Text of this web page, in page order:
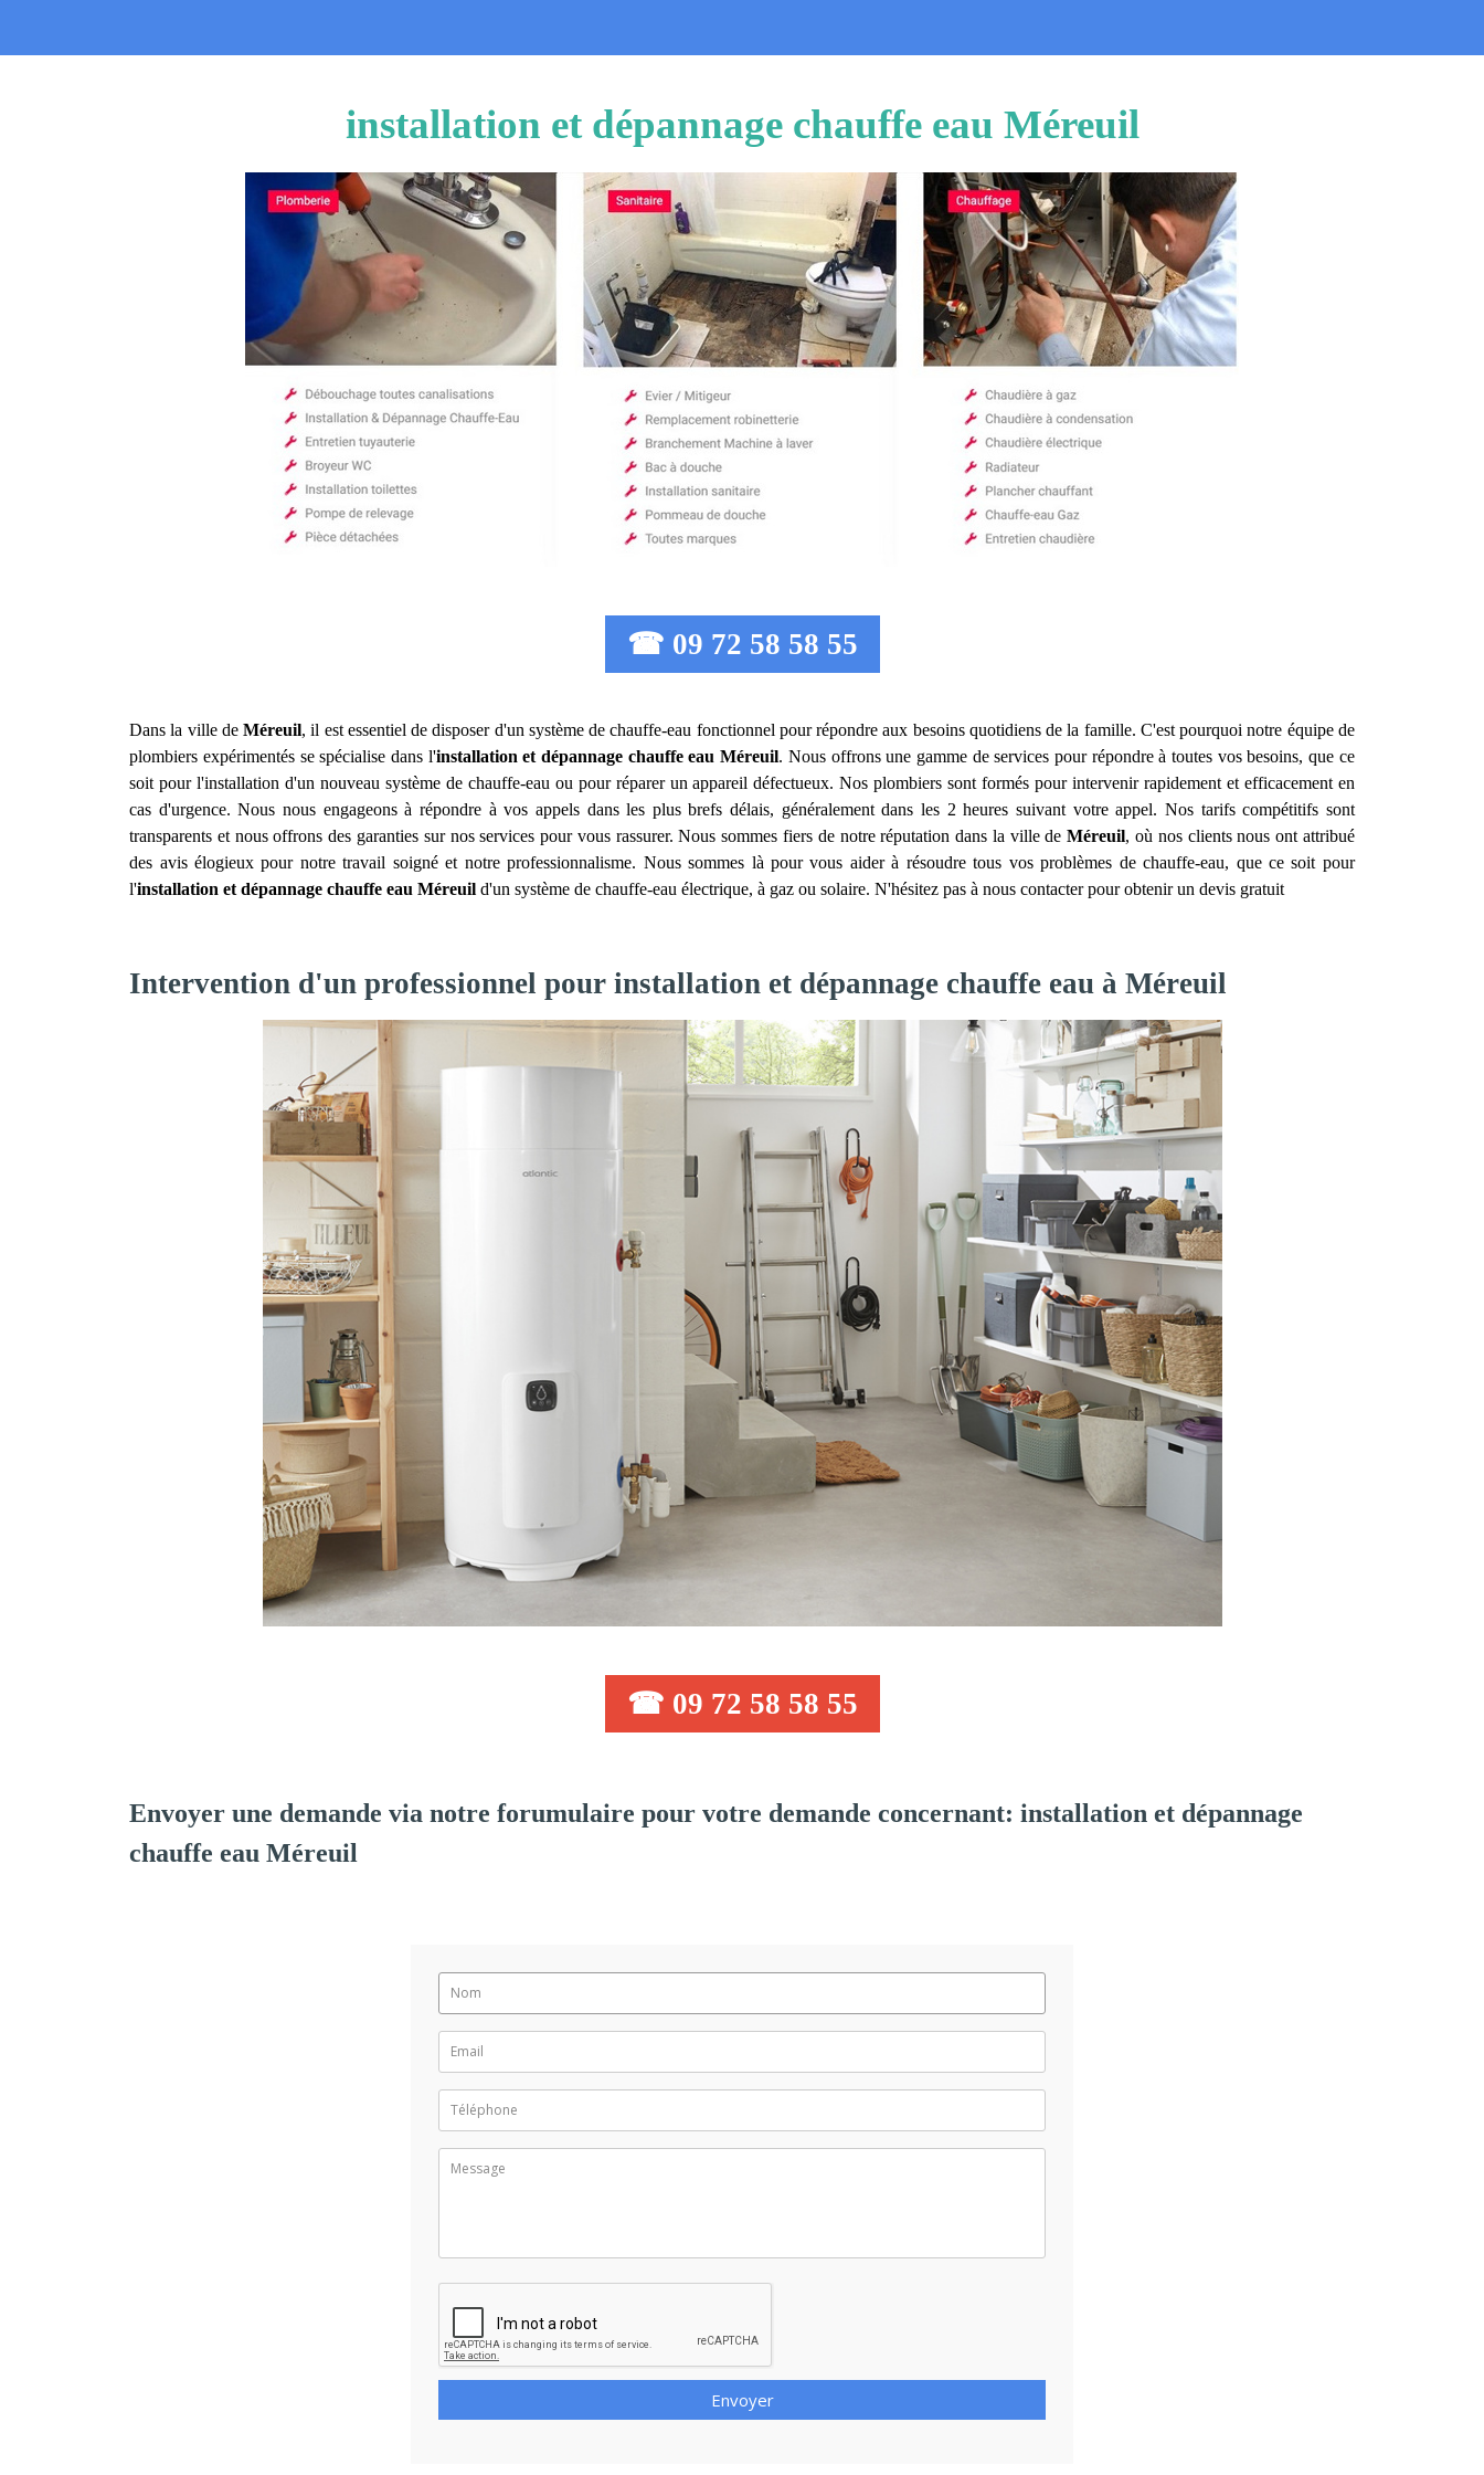
installation et dépannage chauffe eau Méreuil
☎ 09 72 58 58 55
Dans la ville deMéreuil, il est essentiel de disposer d'un système de chauffe-eau fonctionnel pour répondre aux besoins quotidiens de la famille. C'est pourquoi notre équipe de
plombiers expérimentés se spécialise dans l'installation et dépannage chauffe eau Méreuil. Nous offrons une gamme de services pour répondre à toutes vos besoins, que ce
soit pour l'installation d'un nouveau système de chauffe-eau ou pour réparer un appareil défectueux. Nos plombiers sont formés pour intervenir rapidement et efficacement en
cas d'urgence. Nous nous engageons à répondre à vos appels dans les plus brefs délais, généralement dans les 2 heures suivant votre appel. Nos tarifs compétitifs sont
transparents et nous offrons des garanties sur nos services pour vous rassurer. Nous sommes fiers de notre réputation dans la ville deMéreuil, où nos clients nous ont attribué
des avis élogieux pour notre travail soigné et notre professionnalisme. Nous sommes là pour vous aider à résoudre tous vos problèmes de chauffe-eau, que ce soit pour
l'installation et dépannage chauffe eau Méreuil d'un système de chauffe-eau électrique, à gaz ou solaire. N'hésitez pas à nous contacter pour obtenir un devis gratuit
Intervention d'un professionnel pour installation et dépannage chauffe eau à Méreuil
☎ 09 72 58 58 55
Envoyer une demande via notre forumulaire pour votre demande concernant: installation et dépannage
chauffe eau Méreuil
Envoyer